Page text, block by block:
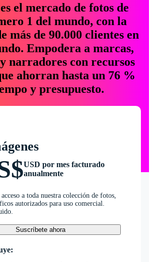
el mercado de fotos de
1 del mundo, con la
más de 90.000 clientes en
Empodera a marcas,
narradores con recursos
ahorran hasta un 76 %
y presupuesto.
USD por mes facturado
anualmente
a toda nuestra colección de fotos,
autorizados para uso comercial.
Suscríbete ahora